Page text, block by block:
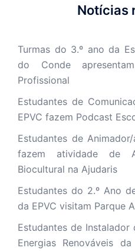
Notícias
Turmas do 3.º ano da
do Conde
Profissional
Estudantes de
EPVC fazem Podcast
Estudantes de
fazem atividade de
Biocultural na Ajudaris
Estudantes do 2.º Ano
da EPVC visitam Parque
Estudantes de Instalador
Energias Renováveis